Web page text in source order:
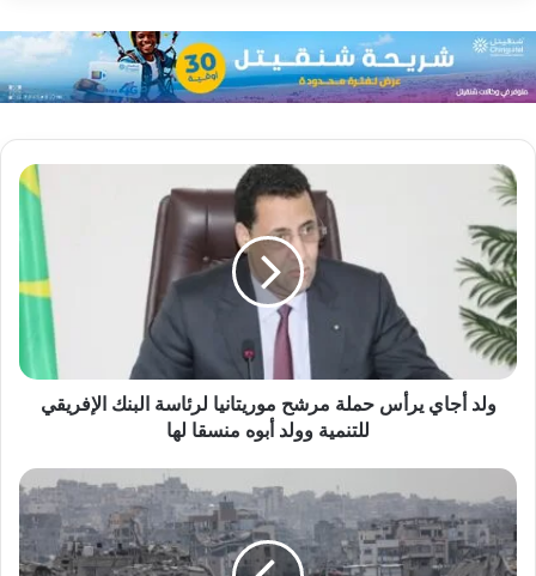
ولد أجاي يرأس حملة مرشح موريتانيا لرئاسة البنك الإفريقي
للتنمية وولد أبوه منسقا لها